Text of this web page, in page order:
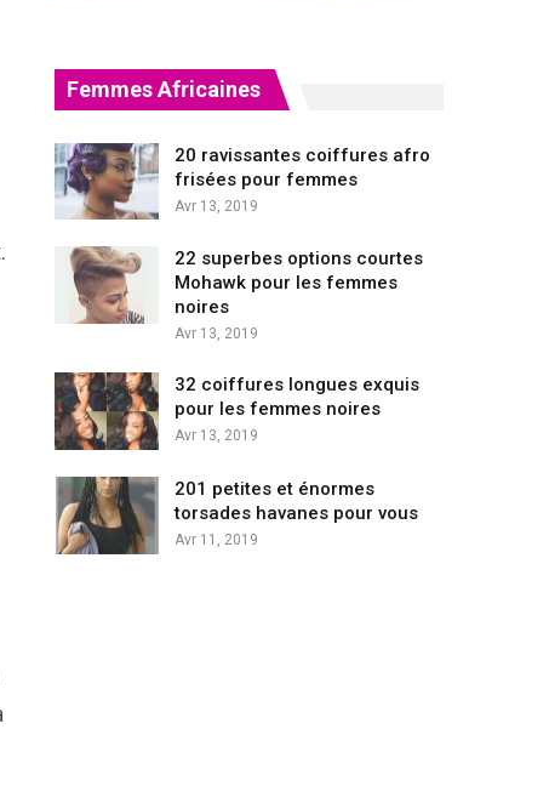
Femmes Africaines
20 ravissantes coiffures afro
frisées pour femmes
Avr 13, 2019
22 superbes options courtes
Mohawk pour les femmes
noires
Avr 13, 2019
32 coiffures longues exquis
pour les femmes noires
Avr 13, 2019
201 petites et énormes
torsades havanes pour vous
Avr 11, 2019